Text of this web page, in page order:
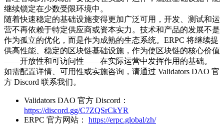
继续锁定在少数受限环境中。
随着快速稳定的基础设施变得更加广泛可用，开发、测试和运
营不再依赖于特定供应商或资本实力。技术和产品的发展不是
作为孤立的优化，而是作为成熟的生态系统。ERPC 将继续提
供高性能、稳定的区块链基础设施，作为使区块链的核心价值
——开放性和可访问性——在实际运营中发挥作用的基础。
如需配置详情、可用性或实施咨询，请通过 Validators DAO 官
方 Discord 联系我们。
Validators DAO 官方 Discord：
https://discord.gg/C7ZQSrCkYR
ERPC 官方网站： https://erpc.global/zh/